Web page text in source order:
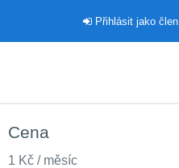
Přihlásit jako člen
Cena
1 Kč / měsíc